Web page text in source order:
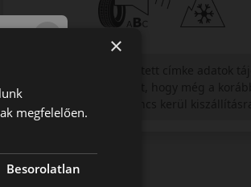
címkével ellátott abroncs kerül kiszállításra.
×
megfelelően.
Besorolatlan